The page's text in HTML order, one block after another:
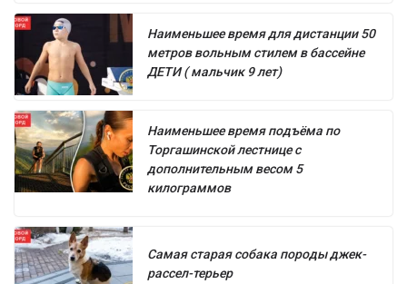
Наименьшее время для дистанции 50
метров вольным стилем в бассейне
ДЕТИ ( мальчик 9 лет)
Наименьшее время подъёма по
Торгашинской лестнице с
дополнительным весом 5
килограммов
Самая старая собака породы джек-
рассел-терьер